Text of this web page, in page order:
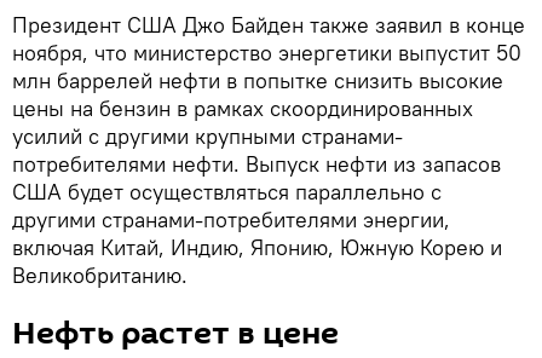
Президент США Джо Байден также заявил в конце
ноября, что министерство энергетики выпустит 50
млн баррелей нефти в попытке снизить высокие
цены на бензин в рамках скоординированных
усилий с другими крупными странами-
потребителями нефти. Выпуск нефти из запасов
США будет осуществляться параллельно с
другими странами-потребителями энергии,
включая Китай, Индию, Японию, Южную Корею и
Великобританию.
Нефть растет в цене